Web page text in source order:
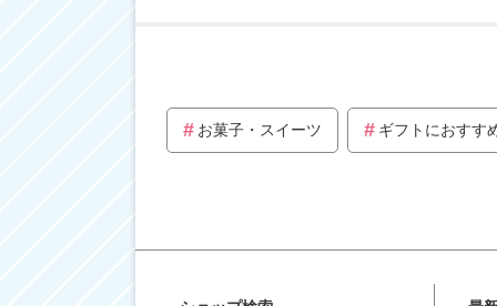
お菓子・スイーツ ギフトにおすす